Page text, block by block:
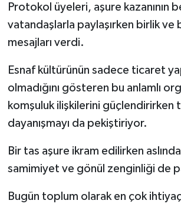
Protokol üyeleri, aşure kazanının
vatandaşlarla paylaşırken birlik ve
mesajları verdi.
Esnaf kültürünün sadece ticaret
olmadığını gösteren bu anlamlı
komşuluk ilişkilerini güçlendirirken
dayanışmayı da pekiştiriyor.
Bir tas aşure ikram edilirken
samimiyet ve gönül zenginliği de
Bugün toplum olarak en çok